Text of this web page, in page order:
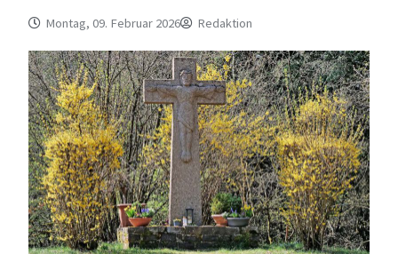
Montag, 09. Februar 2026 Redaktion